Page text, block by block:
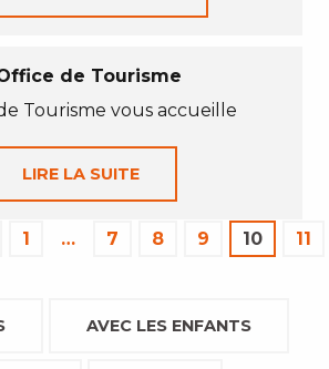
de Tourisme
Tourisme vous accueille
LIRE LA SUITE
1 … 7 8 9 10 11
AVEC LES ENFANTS